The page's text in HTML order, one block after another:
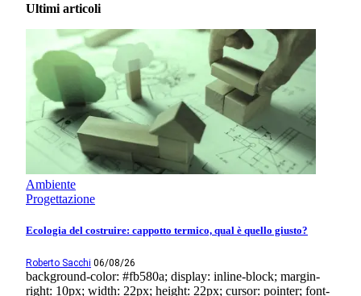
Ultimi articoli
Ambiente
Progettazione
Ecologia del costruire: cappotto termico, qual è quello giusto?
Roberto Sacchi 06/08/26
background-color: #fb580a; display: inline-block; margin-
right: 10px; width: 22px; height: 22px; cursor: pointer; font-